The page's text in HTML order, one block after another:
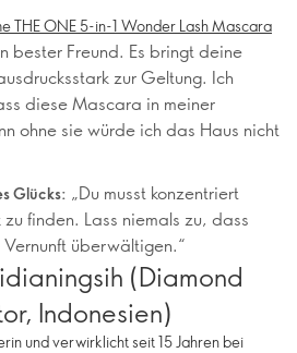
THE ONE 5-in-1 Wonder Lash Mascara
bester Freund. Es bringt deine
zur Geltung. Ich
diese Mascara in meiner
ohne sie würde ich das Haus nicht
Glücks: „Du musst konzentriert
finden. Lass niemals zu, dass
überwältigen.“
(Diamond
Indonesien)
und verwirklicht seit 15 Jahren bei